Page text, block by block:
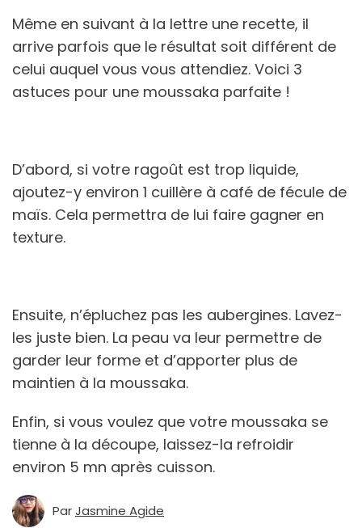
Même en suivant à la lettre une recette, il
arrive parfois que le résultat soit différent de
celui auquel vous vous attendiez. Voici 3
astuces pour une moussaka parfaite !
D’abord, si votre ragoût est trop liquide,
ajoutez-y environ 1 cuillère à café de fécule de
maïs. Cela permettra de lui faire gagner en
texture.
Ensuite, n’épluchez pas les aubergines. Lavez-
les juste bien. La peau va leur permettre de
garder leur forme et d’apporter plus de
maintien à la moussaka.
Enfin, si vous voulez que votre moussaka se
tienne à la découpe, laissez-la refroidir
environ 5 mn après cuisson.
ParJasmine Agide